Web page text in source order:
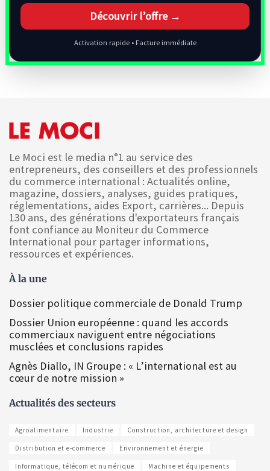
Découvrir l’offre →
Activation rapide • Facture immédiate
Le Moci est le media n°1 au service des
entrepreneurs, des conseillers et des professionnels
du commerce international : Actualités online,
magazine, dossiers, analyses, guides pratiques,
réglementations, aides Export, carrières... Depuis
130 ans, des générations d'exportateurs français
font confiance au Moniteur du Commerce
International pour partager informations,
ressources et expériences.
À la une
Dossier politique commerciale de Donald Trump
Dossier Union européenne : quand les accords
commerciaux naviguent entre négociations
musclées et conclusions rapides
Agnès Diallo, IN Groupe : « L’international est au
cœur de notre mission »
Actualités des secteurs
Agroalimentaire Industrie Construction, architecture et design
Distribution et e-commerce Environnement et énergie
Informatique, télécom et numérique Machine et équipements